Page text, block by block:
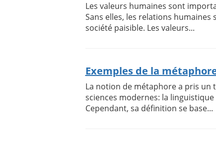
Les valeurs humaines sont
Sans elles, les relations
société paisible. Les valeurs...
Exemples de la
La notion de métaphore a pris un
sciences modernes: la
Cependant, sa définition se base...